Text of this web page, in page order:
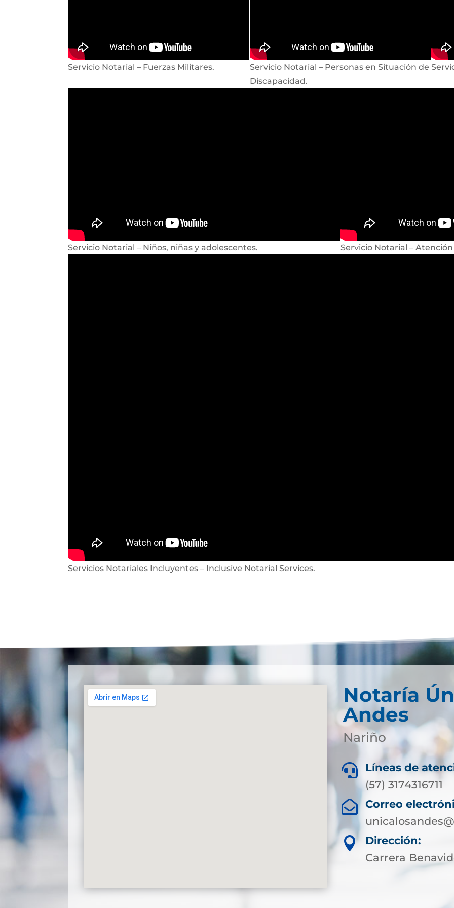
Servicio Notarial – Fuerzas Militares.
Servicio Notarial – Personas en Situación de
Discapacidad.
Servicio Notarial – Niños, niñas y adolescentes. Servicio Notarial –
Servicios Notariales Incluyentes – Inclusive Notarial Services.
Notaría
Andes
Nariño

Líneas de
(57) 3174316711

Correo

Dirección:
Carrera